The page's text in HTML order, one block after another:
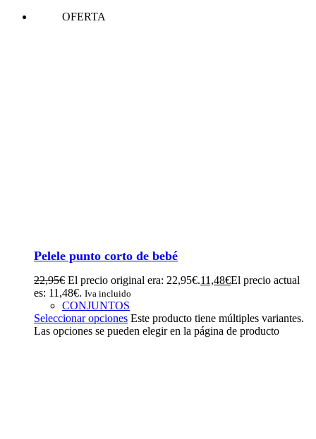
OFERTA
Pelele punto corto de bebé
22,95€ El precio original era: 22,95€.11,48€El precio actual
es: 11,48€. Iva incluido
CONJUNTOS
Seleccionar opciones Este producto tiene múltiples variantes.
Las opciones se pueden elegir en la página de producto